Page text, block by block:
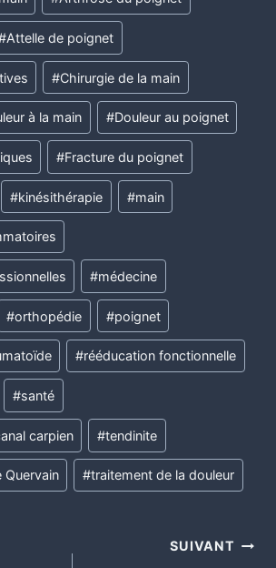
Attelle de poignet
#Chirurgie de la main
à la main #Douleur au poignet
#Fracture du poignet
#kinésithérapie #main
#médecine
#orthopédie #poignet
#rééducation fonctionnelle
#santé
carpien #tendinite
Quervain #traitement de la douleur
SUIVANT